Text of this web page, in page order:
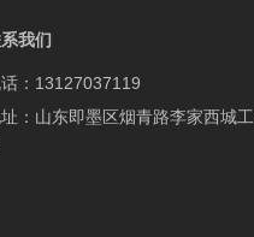
我们
：13127037119
：山东即墨区烟青路李家西城